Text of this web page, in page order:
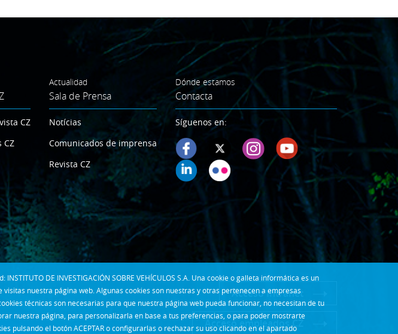
DE INVESTIGACIÓN SOBRE VEHÍCULOS S.A. Una cookie o galleta informática es un
nuestra página web. Algunas cookies son nuestras y otras pertenecen a empresas
técnicas son necesarias para que nuestra página web pueda funcionar, no necesitan de tu
nuestra página, para personalizarla en base a tus preferencias, o para poder mostrarte
pulsando el botón ACEPTAR o configurarlas o rechazar su uso clicando en el apartado
CZ
CZ
Actualidad
Sala de Prensa
Notícias
Comunicados de imprensa
Revista CZ
Dónde estamos
Contacta
Síguenos en:
Acceso Intranet
Acceso empleados CZ